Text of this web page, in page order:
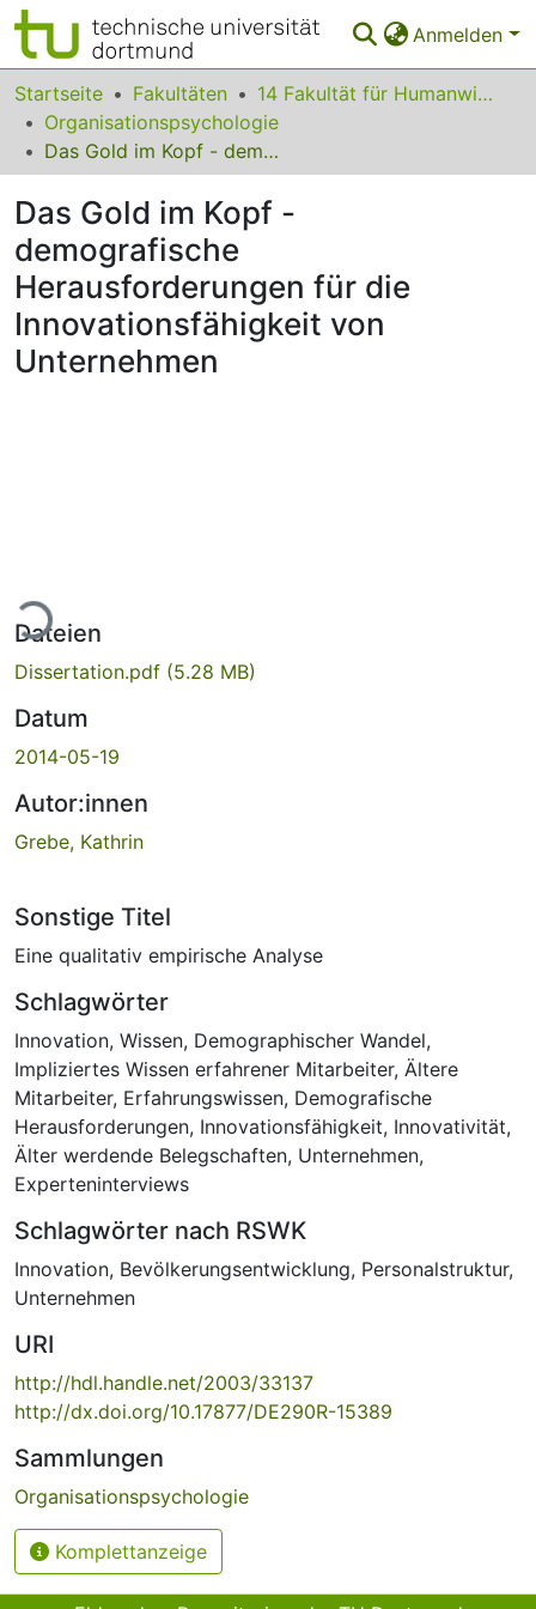
Anmelden
Bereiche & Sammlungen
Das gesamte Repositorium
FAQ
Leitlinien
Zurück zur Startseite
Startseite Fakultäten
14 Fakultät für Humanwissenschaften und Theologie
Organisationspsychologie
Das Gold im Kopf - demografische Herausforderungen für die Innovationsfähigkeit von Unternehmen
Das Gold im Kopf -
demografische
Herausforderungen für die
Innovationsfähigkeit von
Unternehmen
Dateien
Dissertation.pdf (5.28 MB)
Datum
2014-05-19
Autor:innen
Grebe, Kathrin
Sonstige Titel
Eine qualitativ empirische Analyse
Schlagwörter
Innovation, Wissen, Demographischer Wandel,
Impliziertes Wissen erfahrener Mitarbeiter, Ältere
Mitarbeiter, Erfahrungswissen, Demografische
Herausforderungen, Innovationsfähigkeit, Innovativität,
Älter werdende Belegschaften, Unternehmen,
Experteninterviews
Schlagwörter nach RSWK
Innovation, Bevölkerungsentwicklung, Personalstruktur,
Unternehmen
URI
http://hdl.handle.net/2003/33137
http://dx.doi.org/10.17877/DE290R-15389
Sammlungen
Organisationspsychologie
Komplettanzeige